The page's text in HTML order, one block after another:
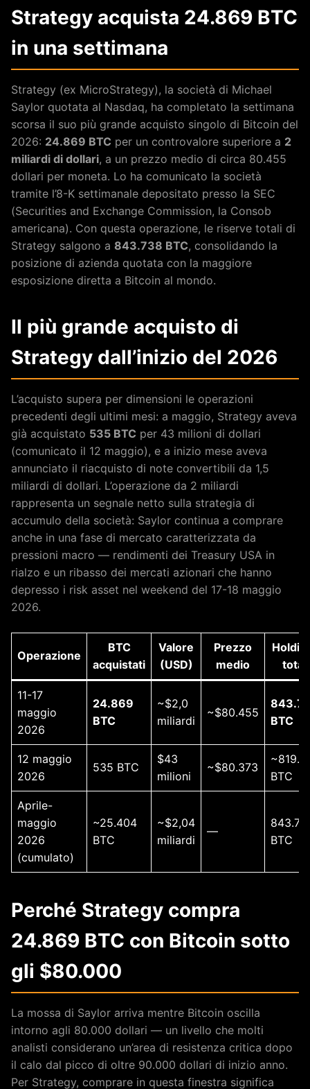
Strategy acquista 24.869 BTC
in una settimana
Strategy (ex MicroStrategy), la società di Michael
Saylor quotata al Nasdaq, ha completato la settimana
scorsa il suo più grande acquisto singolo di Bitcoin del
2026: 24.869 BTC per un controvalore superiore a 2
miliardi di dollari, a un prezzo medio di circa 80.455
dollari per moneta. Lo ha comunicato la società
tramite l’8-K settimanale depositato presso la SEC
(Securities and Exchange Commission, la Consob
americana). Con questa operazione, le riserve totali di
Strategy salgono a 843.738 BTC, consolidando la
posizione di azienda quotata con la maggiore
esposizione diretta a Bitcoin al mondo.
Il più grande acquisto di
Strategy dall’inizio del 2026
L’acquisto supera per dimensioni le operazioni
precedenti degli ultimi mesi: a maggio, Strategy aveva
già acquistato 535 BTC per 43 milioni di dollari
(comunicato il 12 maggio), e a inizio mese aveva
annunciato il riacquisto di note convertibili da 1,5
miliardi di dollari. L’operazione da 2 miliardi
rappresenta un segnale netto sulla strategia di
accumulo della società: Saylor continua a comprare
anche in una fase di mercato caratterizzata da
pressioni macro — rendimenti dei Treasury USA in
rialzo e un ribasso dei mercati azionari che hanno
depresso i risk asset nel weekend del 17-18 maggio
2026.
Operazione
BTC
acquistati
Valore
(USD)
Prezzo
medio
totali
11-17
maggio
2026
24.869
BTC
~$2,0
miliardi
~$80.455
BTC
12 maggio
2026
535 BTC
$43
milioni
~$80.373
BTC
Aprile-
maggio
2026
(cumulato)
~25.404
BTC
~$2,04
miliardi
—
BTC
Perché Strategy compra
24.869 BTC con Bitcoin sotto
gli $80.000
La mossa di Saylor arriva mentre Bitcoin oscilla
intorno agli 80.000 dollari — un livello che molti
analisti considerano un’area di resistenza critica dopo
il calo dal picco di oltre 90.000 dollari di inizio anno.
Per Strategy, comprare in questa finestra significa